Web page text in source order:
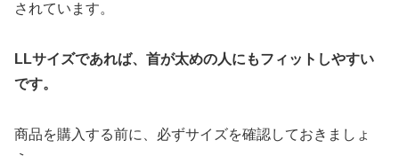
されています。
LLサイズであれば、首が太めの人にもフィットしやすい
です。
商品を購入する前に、必ずサイズを確認しておきましょ